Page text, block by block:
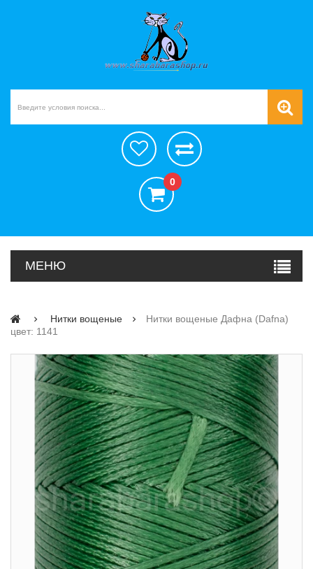
0
МЕНЮ
Нитки вощеные
Нитки вощеные Дафна (Dafna)
цвет: 1141